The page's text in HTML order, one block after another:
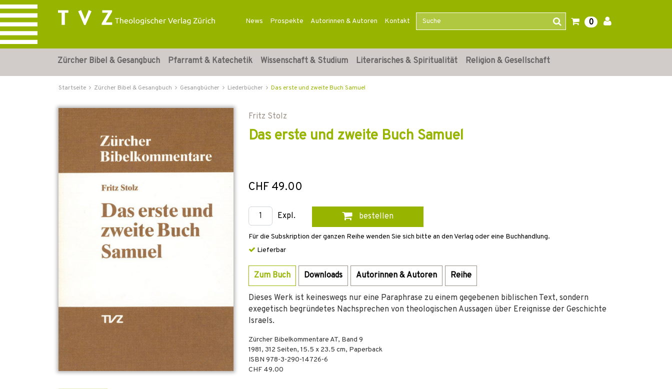
News Prospekte Autorinnen & Autoren Kontakt 0
Zürcher Bibel & Gesangbuch Pfarramt & Katechetik Wissenschaft & Studium Literarisches & Spiritualität Religion & Gesellschaft
Startseite Zürcher Bibel & Gesangbuch Gesangbücher Liederbücher Das erste und zweite Buch Samuel
Fritz Stolz
Das erste und zweite Buch Samuel
CHF 49.00
Expl. bestellen
Für die Subskription der ganzen Reihe wenden Sie sich bitte an den Verlag oder eine Buchhandlung.
Lieferbar
Zum Buch Downloads Autorinnen & Autoren Reihe
Dieses Werk ist keineswegs nur eine Paraphrase zu einem gegebenen biblischen Text, sondern
exegetisch begründetes Nachsprechen von theologischen Aussagen über Ereignisse der Geschichte
Israels.
Zürcher Bibelkommentare AT, Band 9
1981, 312 Seiten, 15.5 x 23.5 cm, Paperback
ISBN 978-3-290-14726-6
CHF 49.00